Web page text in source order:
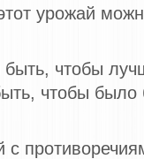
урожай
чтобы
чтобы